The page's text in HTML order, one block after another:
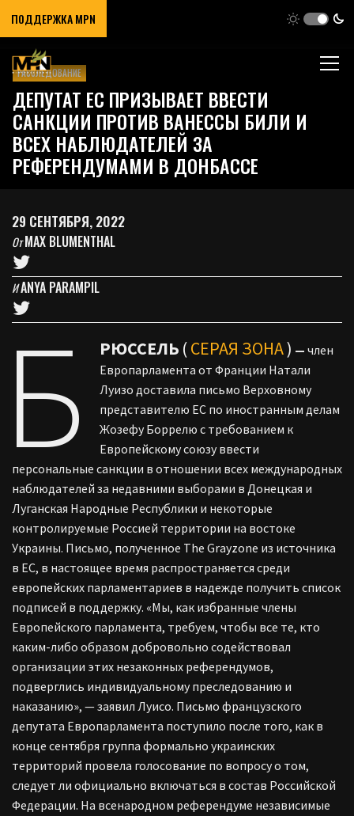
ПОДДЕРЖКА MPN
РАССЛЕДОВАНИЕ
ДЕПУТАТ ЕС ПРИЗЫВАЕТ ВВЕСТИ
САНКЦИИ ПРОТИВ ВАНЕССЫ БИЛИ И
ВСЕХ НАБЛЮДАТЕЛЕЙ ЗА
РЕФЕРЕНДУМАМИ В ДОНБАССЕ
29 СЕНТЯБРЯ, 2022
ОтMAX BLUMENTHAL
ИANYA PARAMPIL
Б РЮССЕЛЬ (СЕРАЯ ЗОНА) — член
Европарламента от Франции Натали
Луизо доставила письмо Верховному
представителю ЕС по иностранным делам
Жозефу Боррелю с требованием к
Европейскому союзу ввести
персональные санкции в отношении всех международных
наблюдателей за недавними выборами в Донецкая и
Луганская Народные Республики и некоторые
контролируемые Россией территории на востоке
Украины. Письмо, полученное The Grayzone из источника
в ЕС, в настоящее время распространяется среди
европейских парламентариев в надежде получить список
подписей в поддержку. «Мы, как избранные члены
Европейского парламента, требуем, чтобы все те, кто
каким-либо образом добровольно содействовал
организации этих незаконных референдумов,
подверглись индивидуальному преследованию и
наказанию», — заявил Луисо. Письмо французского
депутата Европарламента поступило после того, как в
конце сентября группа формально украинских
территорий провела голосование по вопросу о том,
следует ли официально включаться в состав Российской
Федерации. На всенародном референдуме независимые